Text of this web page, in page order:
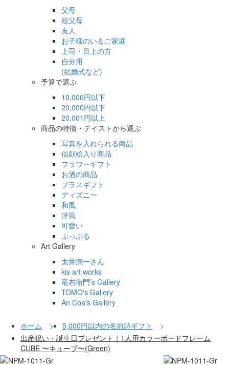
父母
祖父母
友人
お子様のいるご家庭
上司・目上の方
自分用
(結婚式など)
予算で選ぶ
10,000円以下
20,000円以下
20,001円以上
商品の特徴・テイストから選ぶ
写真を入れられる商品
似顔絵入り商品
フラワーギフト
お酒の商品
プラスギフト
ディズニー
和風
洋風
可愛い
ぷっぷる
Art Gallery
太井潤一さん
kis art works
竜右衛門’s Gallery
TOMO's Gallery
An Coa's Gallery
ホーム
5,000円以内の名前詩ギフト
出産祝い・誕生日プレゼント｜1人用カラーボードフレーム
CUBE 〜キューブ〜(Green)